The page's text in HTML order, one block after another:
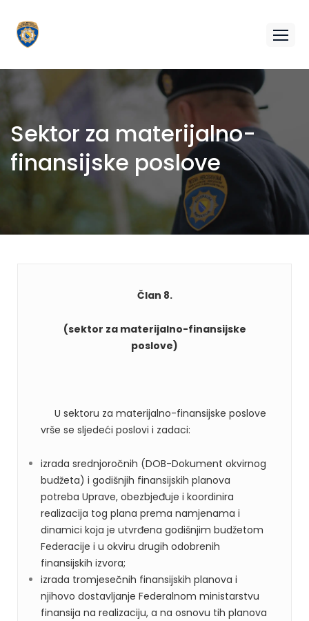
Sektor za materijalno-
finansijske poslove
Član 8.
(sektor za materijalno-finansijske
poslove)
U sektoru za materijalno-finansijske poslove
vrše se sljedeći poslovi i zadaci:
izrada srednjoročnih (DOB-Dokument okvirnog
budžeta) i godišnjih finansijskih planova
potreba Uprave, obezbjeđuje i koordinira
realizacija tog plana prema namjenama i
dinamici koja je utvrđena godišnjim budžetom
Federacije i u okviru drugih odobrenih
finansijskih izvora;
izrada tromjesečnih finansijskih planova i
njihovo dostavljanje Federalnom ministarstvu
finansija na realizaciju, a na osnovu tih planova